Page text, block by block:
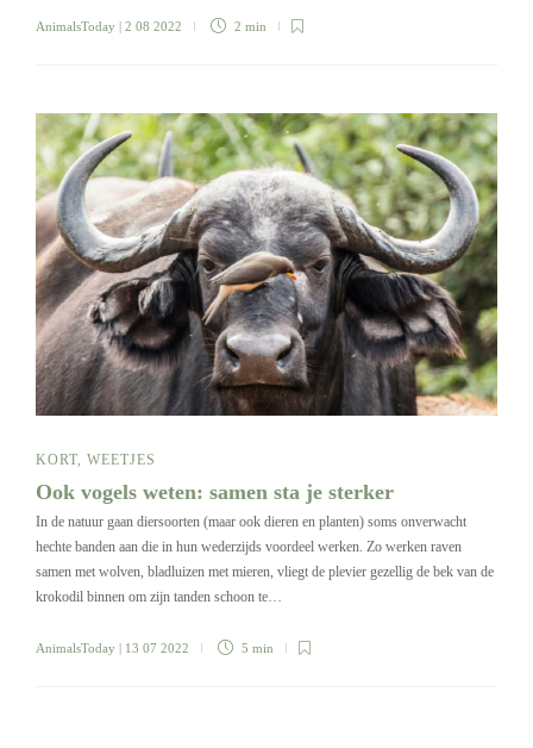
AnimalsToday | 2 08 2022 2 min
KORT, WEETJES
Ook vogels weten: samen sta je sterker
In de natuur gaan diersoorten (maar ook dieren en planten) soms onverwacht
hechte banden aan die in hun wederzijds voordeel werken. Zo werken raven
samen met wolven, bladluizen met mieren, vliegt de plevier gezellig de bek van de
krokodil binnen om zijn tanden schoon te…
AnimalsToday | 13 07 2022 5 min